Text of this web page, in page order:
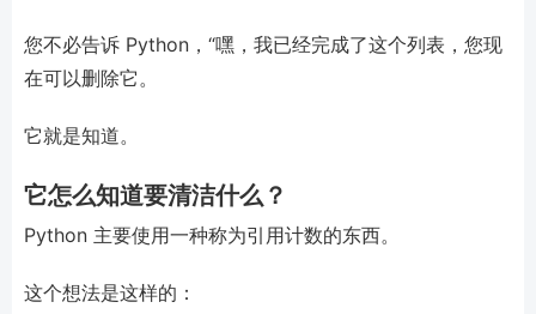
您不必告诉 Python，“嘿，我已经完成了这个列表，您现
在可以删除它。
它就是知道。
它怎么知道要清洁什么？
Python 主要使用一种称为引用计数的东西。
这个想法是这样的：